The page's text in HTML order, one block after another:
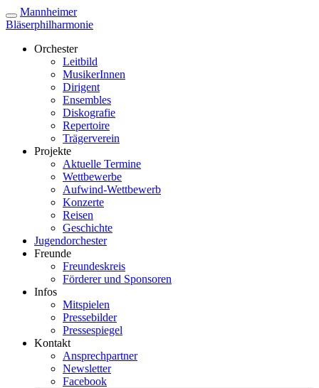
Mannheimer
Bläserphilharmonie
Orchester
Leitbild
MusikerInnen
Dirigent
Ensembles
Diskografie
Repertoire
Trägerverein
Projekte
Aktuelle Termine
Wettbewerbe
Aufwind-Wettbewerb
Konzerte
Reisen
Geschichte
Jugendorchester
Freunde
Freundeskreis
Förderer und Sponsoren
Infos
Mitspielen
Pressebilder
Pressespiegel
Kontakt
Ansprechpartner
Newsletter
Facebook